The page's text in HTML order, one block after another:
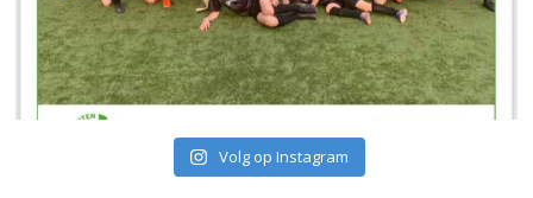
Volg op Instagram